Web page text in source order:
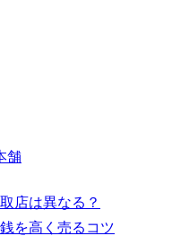
舗
店は異なる？
を高く売るコツ